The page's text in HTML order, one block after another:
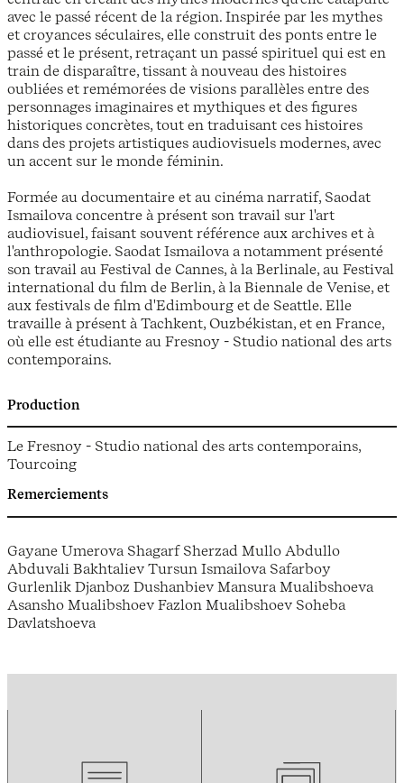
avec le passé récent de la région. Inspirée par les mythes
et croyances séculaires, elle construit des ponts entre le
passé et le présent, retraçant un passé spirituel qui est en
train de disparaître, tissant à nouveau des histoires
oubliées et remémorées de visions parallèles entre des
personnages imaginaires et mythiques et des figures
historiques concrètes, tout en traduisant ces histoires
dans des projets artistiques audiovisuels modernes, avec
un accent sur le monde féminin.
Formée au documentaire et au cinéma narratif, Saodat
Ismailova concentre à présent son travail sur l'art
audiovisuel, faisant souvent référence aux archives et à
l'anthropologie. Saodat Ismailova a notamment présenté
son travail au Festival de Cannes, à la Berlinale, au Festival
international du film de Berlin, à la Biennale de Venise, et
aux festivals de film d'Edimbourg et de Seattle. Elle
travaille à présent à Tachkent, Ouzbékistan, et en France,
où elle est étudiante au Fresnoy - Studio national des arts
contemporains.
Production
Le Fresnoy - Studio national des arts contemporains,
Tourcoing
Remerciements
Gayane Umerova Shagarf Sherzad Mullo Abdullo
Abduvali Bakhtaliev Tursun Ismailova Safarboy
Gurlenlik Djanboz Dushanbiev Mansura Mualibshoeva
Asansho Mualibshoev Fazlon Mualibshoev Soheba
Davlatshoeva